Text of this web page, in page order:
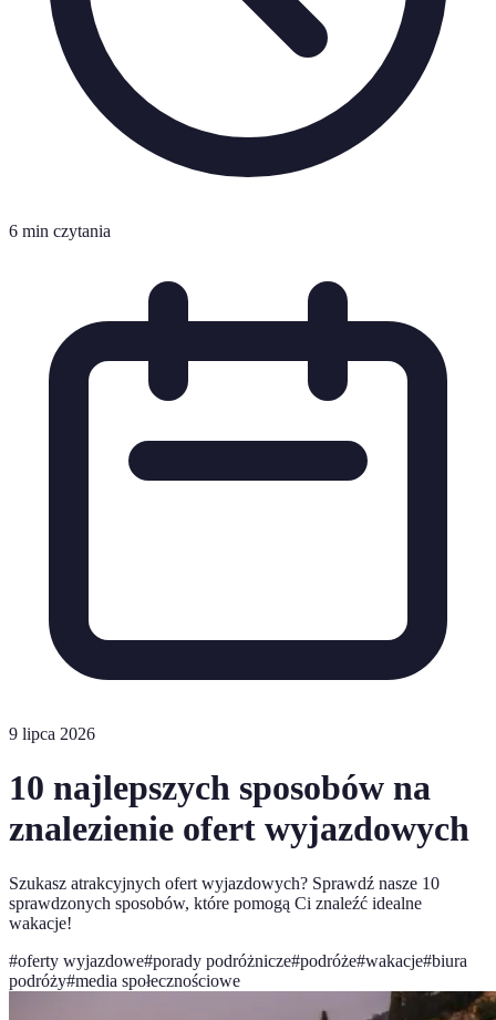
6 min czytania
9 lipca 2026
10 najlepszych sposobów na
znalezienie ofert wyjazdowych
Szukasz atrakcyjnych ofert wyjazdowych? Sprawdź nasze 10
sprawdzonych sposobów, które pomogą Ci znaleźć idealne
wakacje!
#oferty wyjazdowe#porady podróżnicze#podróże#wakacje#biura
podróży#media społecznościowe